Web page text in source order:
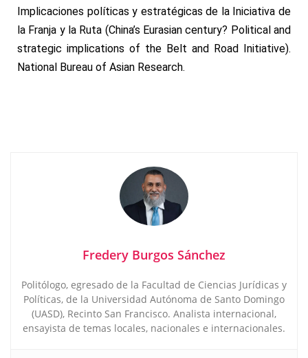
Implicaciones políticas y estratégicas de la Iniciativa de
la Franja y la Ruta (China’s Eurasian century? Political and
strategic implications of the Belt and Road Initiative).
National Bureau of Asian Research.
Fredery Burgos Sánchez
Politólogo, egresado de la Facultad de Ciencias Jurídicas y
Políticas, de la Universidad Autónoma de Santo Domingo
(UASD), Recinto San Francisco. Analista internacional,
ensayista de temas locales, nacionales e internacionales.